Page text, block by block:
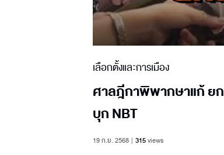
เลือกตั้งและการเมือง
ศาลฎีกาพิพากษาแก้ ย
บุก NBT
19 ก.ย. 2568 315views